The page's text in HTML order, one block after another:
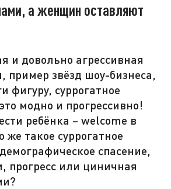
а женщин оставляют
и довольно агрессивная
пример звёзд шоу-бизнеса,
фигуру, суррогатное
модно и прогрессивно!
ребёнка – welcome в
же такое суррогатное
спасение,
прогресс или циничная